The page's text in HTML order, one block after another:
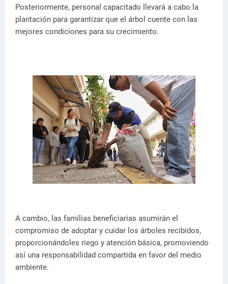
Posteriormente, personal capacitado llevará a cabo la
plantación para garantizar que el árbol cuente con las
mejores condiciones para su crecimiento.
A cambio, las familias beneficiarias asumirán el
compromiso de adoptar y cuidar los árboles recibidos,
proporcionándoles riego y atención básica, promoviendo
así una responsabilidad compartida en favor del medio
ambiente.